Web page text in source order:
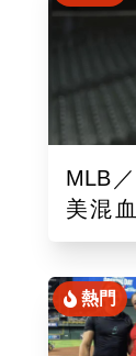
MLB
美混
DFA
熱門